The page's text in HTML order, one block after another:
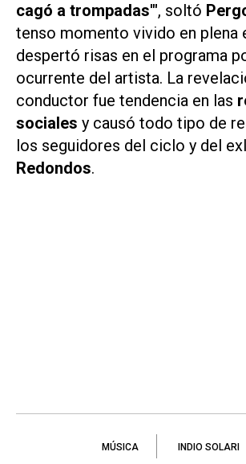
cagó a trompadas'", soltó
tenso momento vivido en plena
despertó risas en el programa
ocurrente del artista. La
conductor fue tendencia en las
sociales y causó todo tipo de
los seguidores del ciclo y del
Redondos.
MÚSICA INDIO SOLARI